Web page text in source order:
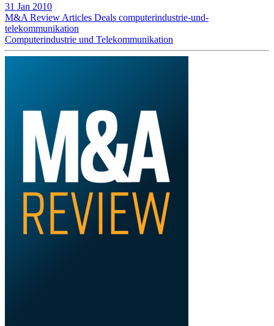
31 Jan 2010
M&A Review Articles Deals computerindustrie-und-
telekommunikation
Computerindustrie und Telekommunikation